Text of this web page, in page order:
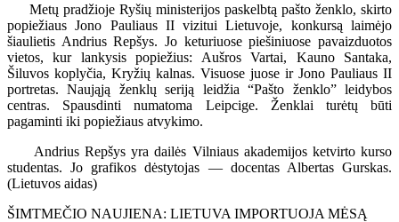
Metų pradžioje Ryšių ministerijos paskelbtą pašto ženklo, skirto
popiežiaus Jono Pauliaus II vizitui Lietuvoje, konkursą laimėjo
šiaulietis Andrius Repšys. Jo keturiuose piešiniuose pavaizduotos
vietos, kur lankysis popiežius: Aušros Vartai, Kauno Santaka,
Šiluvos koplyčia, Kryžių kalnas. Visuose juose ir Jono Pauliaus II
portretas. Naująją ženklų seriją leidžia “Pašto ženklo” leidybos
centras. Spausdinti numatoma Leipcige. Ženklai turėtų būti
pagaminti iki popiežiaus atvykimo.
Andrius Repšys yra dailės Vilniaus akademijos ketvirto kurso
studentas. Jo grafikos dėstytojas — docentas Albertas Gurskas.
(Lietuvos aidas)
ŠIMTMEČIO NAUJIENA: LIETUVA IMPORTUOJA MĖSĄ